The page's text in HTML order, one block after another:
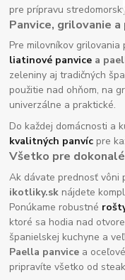
pre prípravu
Panvice, grilovanie
Pre milovníkov grilovania
liatinové panvice a
zeleniny aj tradičných
použitie nad ohňom, na
univerzálne a praktické.
Do každej domácnosti a
kvalitných panvíc pre
Všetko pre
Ak dávate prednosť vôni
ikotliky.sk nájdete
Ponúkame robustné
ktoré sa hodia nad
španielskej kuchyne a
Paella panvice a oceľové
pripravíte všetko od